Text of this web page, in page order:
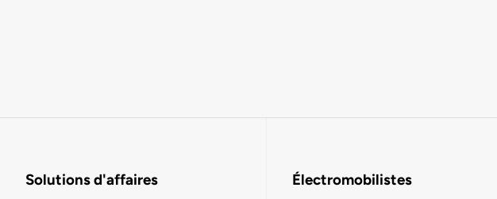
Solutions d'affaires Électromobilistes